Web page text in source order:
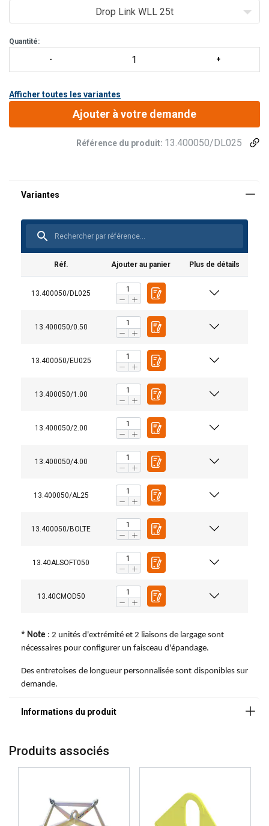
réduction de la capacité.Drop Link WLL 25t
Quantité:
Afficher toutes les variantes
Ajouter à votre demande
Référence du produit: 13.400050/DL025
Réf. Ajouter au panier Plus de détails
13.400050/DL025
13.400050/0.50
13.400050/EU025
13.400050/1.00
13.400050/2.00
13.400050/4.00
13.400050/AL25
13.400050/BOLTE
13.40ALSOFT050
13.40CMOD50
* Note : 2 unités d'extrémité et 2 liaisons de largage sont
nécessaires pour configurer un faisceau d'épandage.
Des entretoises de longueur personnalisée sont disponibles sur
demande.
Produits associés
sur votre utilisation de notre site avec nos
partenaires de publicité et d"analyse qui